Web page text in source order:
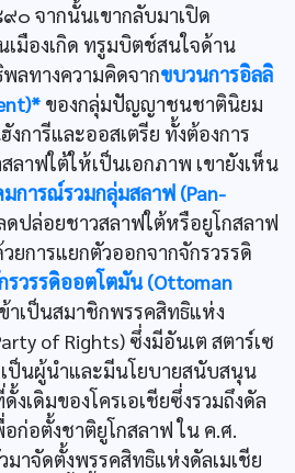
๐ จากนั้นเขากลับมาเปิด
มืองเกิด ทรูมบิตช์สนใจด้าน
ลทางความคิดจากขบวนการอิลลิ
ของกลุ่มปัญญาชนชาตินิยม
การีและออสเตรีย ทั้งต้องการ
าฟใต้ให้เป็นเอกภาพ เขายังเห็น
การณ์รวมกลุ่มสลาฟ (Pan-
ดปล่อยชาวสลาฟใต้หรือยูโกสลาฟ
ยการแยกตัวออกจากจักรวรรดิ
รวรรดิออตโตมัน (Ottoman
าเป็นสมาชิกพรรคสิทธิแห่ง
of Rights) ซึ่งมีอันเต สตาร์เซ
เป็นผู้นำและมีนโยบายสนับสนุน
เดิมของโครเอเชียซึ่งรวมถึงดัล
อก่อตั้งชาติยูโกสลาฟ ใน ค.ศ.
าจัดตั้งพรรคสิทธิแห่งดัลเมเชีย